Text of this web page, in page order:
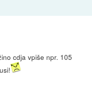
cdja vpiše npr. 105